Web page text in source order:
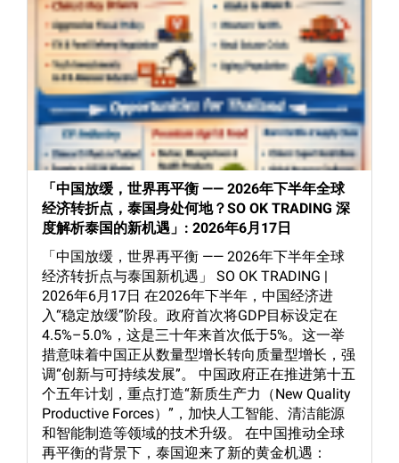
「中国放缓，世界再平衡 —— 2026年下半年全球
经济转折点，泰国身处何地？SO OK TRADING 深
度解析泰国的新机遇」: 2026年6月17日
「中国放缓，世界再平衡 —— 2026年下半年全球
经济转折点与泰国新机遇」 SO OK TRADING |
2026年6月17日 在2026年下半年，中国经济进
入“稳定放缓”阶段。政府首次将GDP目标设定在
4.5%–5.0%，这是三十年来首次低于5%。这一举
措意味着中国正从数量型增长转向质量型增长，强
调“创新与可持续发展”。 中国政府正在推进第十五
个五年计划，重点打造“新质生产力（New Quality
Productive Forces）”，加快人工智能、清洁能源
和智能制造等领域的技术升级。 在中国推动全球
再平衡的背景下，泰国迎来了新的黄金机遇：